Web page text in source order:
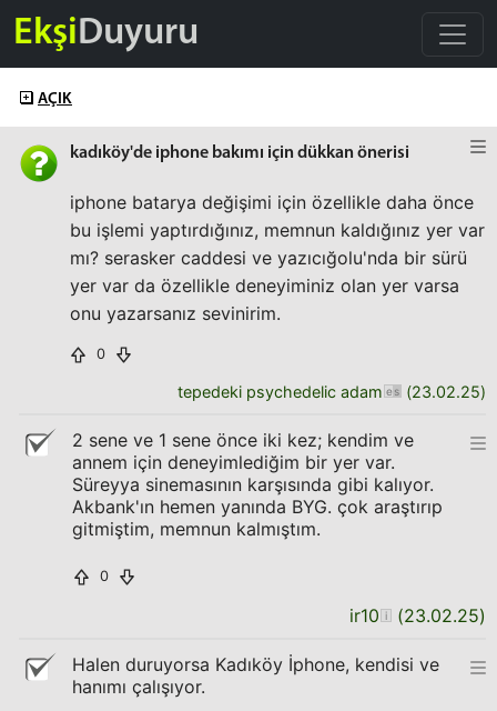
EkşiDuyuru
AÇIK
kadıköy'de iphone bakımı için dükkan önerisi
iphone batarya değişimi için özellikle daha önce
bu işlemi yaptırdığınız, memnun kaldığınız yer var
mı? serasker caddesi ve yazıcığolu'nda bir sürü
yer var da özellikle deneyiminiz olan yer varsa
onu yazarsanız sevinirim.
0
tepedeki psychedelic adam (23.02.25)
2 sene ve 1 sene önce iki kez; kendim ve
annem için deneyimlediğim bir yer var.
Süreyya sinemasının karşısında gibi kalıyor.
Akbank'ın hemen yanında BYG. çok araştırıp
gitmiştim, memnun kalmıştım.
0
ir10 (23.02.25)
Halen duruyorsa Kadıköy İphone, kendisi ve
hanımı çalışıyor.